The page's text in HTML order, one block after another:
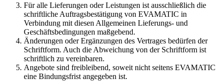
Für alle Lieferungen oder Leistungen ist ausschließlich die
schriftliche Auftragsbestätigung von EVAMATIC in
Verbindung mit diesen Allgemeinen Lieferungs- und
Geschäftsbedingungen maßgebend.
Änderungen oder Ergänzungen des Vertrages bedürfen der
Schriftform. Auch die Abweichung von der Schriftform ist
schriftlich zu vereinbaren.
Angebote sind freibleibend, soweit nicht seitens EVAMATIC
eine Bindungsfrist angegeben ist.